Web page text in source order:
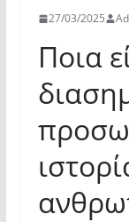
27/03/2025
Ποια